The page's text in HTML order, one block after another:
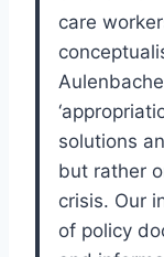
care
solutions
but rather
crisis. Our
of policy